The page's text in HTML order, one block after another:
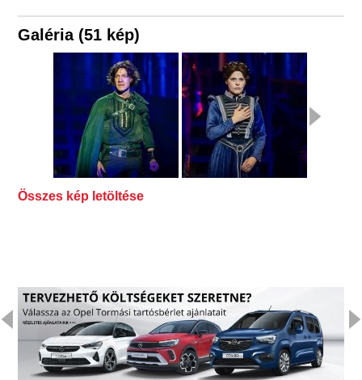
Galéria (51 kép)
Összes kép letöltése